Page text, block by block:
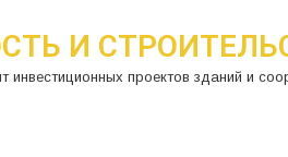
И
инвестиционных проектов зданий и